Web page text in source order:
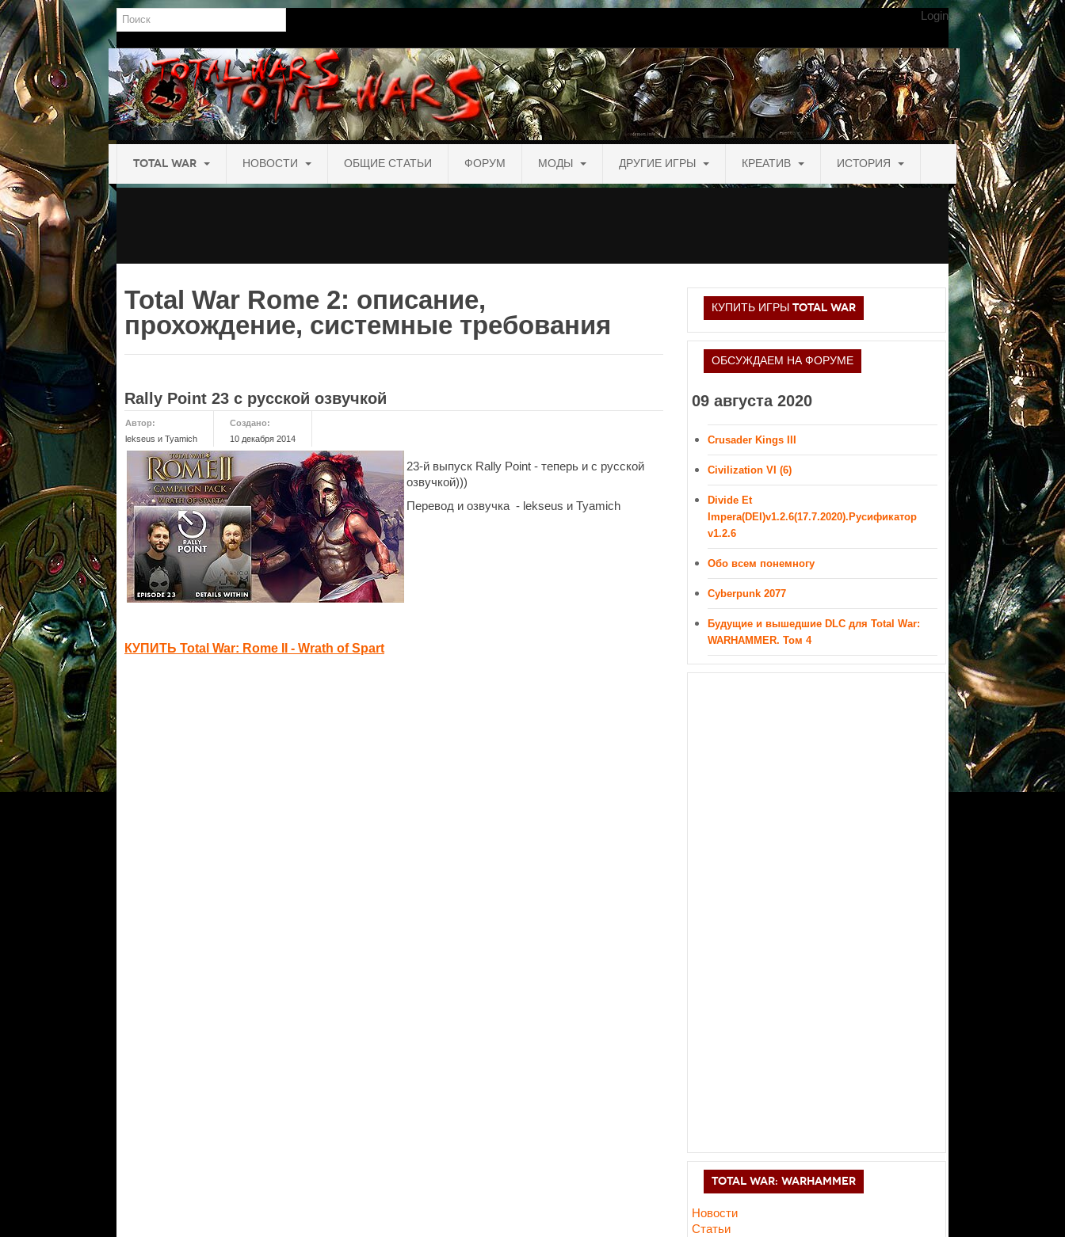
Поиск Login
TOTAL WAR НОВОСТИ ОБЩИЕ СТАТЬИ ФОРУМ МОДЫ ДРУГИЕ ИГРЫ КРЕАТИВ ИСТОРИЯ
Total War Rome 2: описание,
прохождение, системные требования
Rally Point 23 с русской озвучкой
Автор:
lekseus и Tyamich
Создано:
10 декабря 2014
23-й выпуск Rally Point - теперь и с русской
озвучкой)))
Перевод и озвучка - lekseus и Tyamich
КУПИТЬ Total War: Rome II - Wrath of Spart
КУПИТЬ ИГРЫ TOTAL WAR
ОБСУЖДАЕМ НА ФОРУМЕ
09 августа 2020
Crusader Kings III
Civilization VI (6)
Divide Et
Impera(DEI)v1.2.6(17.7.2020).Русификатор
v1.2.6
Обо всем понемногу
Cyberpunk 2077
Будущие и вышедшие DLC для Total War:
WARHAMMER. Том 4
TOTAL WAR: WARHAMMER
Новости
Статьи